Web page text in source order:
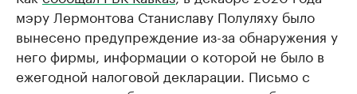
мэру Лермонтова Станиславу Полуляху было
вынесено предупреждение из-за обнаружения у
него фирмы, информации о которой не было в
ежегодной налоговой декларации. Письмо с